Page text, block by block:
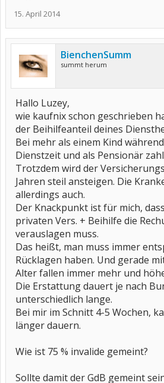
15. April 2014
BienchenSumm
summt herum
Hallo Luzey,
wie kaufnix schon geschrieben
der Beihilfeanteil deines
Bei mehr als einem Kind
Dienstzeit und als Pensionär
Trotzdem wird der
Jahren steil ansteigen. Die
allerdings auch.
Der Knackpunkt ist für mich,
privaten Vers. + Beihilfe die
verauslagen muss.
Das heißt, man muss immer
Rücklagen haben. Und gerade
Alter fallen immer mehr und
Die Erstattung dauert je nach
unterschiedlich lange.
Bei mir im Schnitt 4-5 Wochen,
länger dauern.
Wie ist 75 % invalide gemeint?
Sollte damit der GdB gemeint